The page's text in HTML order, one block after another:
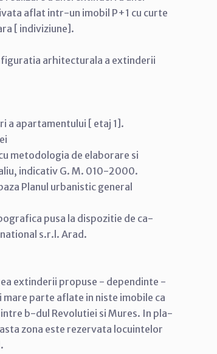
aflat intr-un imobil P+1 cu curte
[ indiviziune].
arhitecturala a extinderii
a apartamentului [ etaj 1].
metodologia de elaborare si
indicativ G. M. 010-2000.
Planul urbanistic general
pusa la dispozitie de ca-
s.r.l. Arad.
extinderii propuse - dependinte -
parte aflate in niste imobile ca
b-dul Revolutiei si Mures. In pla-
zona este rezervata locuintelor